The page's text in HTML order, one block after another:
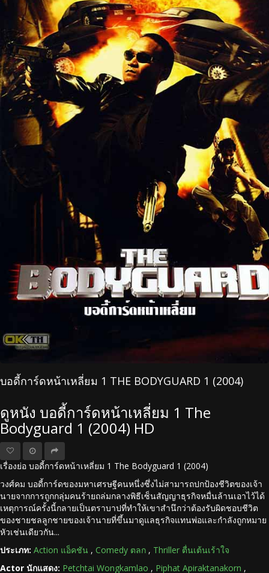
บอดี้การ์ดหน้าเหลี่ยม 1 THE BODYGUARD 1 (2004)
ดูหนัง บอดี้การ์ดหน้าเหลี่ยม 1 The
Bodyguard 1 (2004) HD
เรื่องย่อ บอดี้การ์ดหน้าเหลี่ยม 1 The Bodyguard 1 (2004)
วงศ์คม บอดี้การ์ดของมหาเศรษฐีคนหนึ่งซึ่งไม่สามารถปกป้องชีวิตของเจ้า
นายจากการถูกกลุ่มคนร้ายถล่มกลางพิธีเซ็นสัญญาธุรกิจหมื่นล้านเอาไว้ได้
เหตุการณ์ครั้งนี้กลายเป็นตราบาปที่ทำให้เขาสำนึกว่าต้องรับผิดชอบชีวิต
ของชายชลลูกชายของเจ้านายที่ขึ้นมาดูแลธุรกิจแทนพ่อและกำลังถูกหมาย
หัวเช่นเดียวกัน...
ประเภท: Action แอ็คชัน , Comedy ตลก , Thriller ตื่นเต้นเร้าใจ
Actor นักแสดง: Petchtai Wongkamlao , Piphat Apiraktanakorn ,